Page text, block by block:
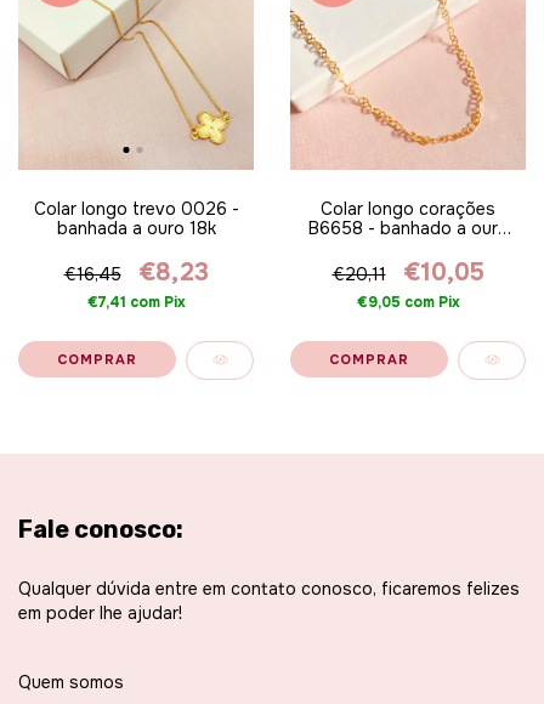
Colar longo trevo 0026 -
banhada a ouro 18k
€16,45 €8,23
€7,41 com Pix
Colar longo corações
B6658 - banhado a ouro
€20,11
€10,05
€9,05 com Pix
Fale conosco:
Qualquer dúvida entre em contato conosco, ficaremos felizes
em poder lhe ajudar!
Quem somos